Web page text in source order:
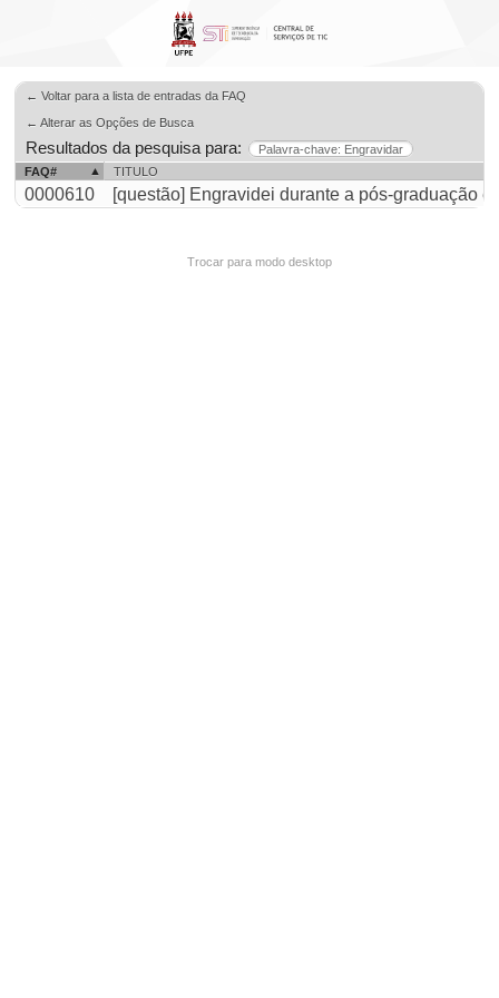
← Voltar para a lista de entradas da FAQ
← Alterar as Opções de Busca
Resultados da pesquisa para:
Palavra-chave: Engravidar
FAQ#
TITULO
0000610 [questão] Engravidei durante a pós-graduação
Trocar para modo desktop